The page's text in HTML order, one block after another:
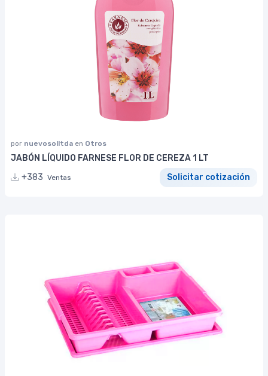
por nuevosolltda en Otros
JABÓN LÍQUIDO FARNESE FLOR DE CEREZA 1 LT
+383 Ventas Solicitar cotización